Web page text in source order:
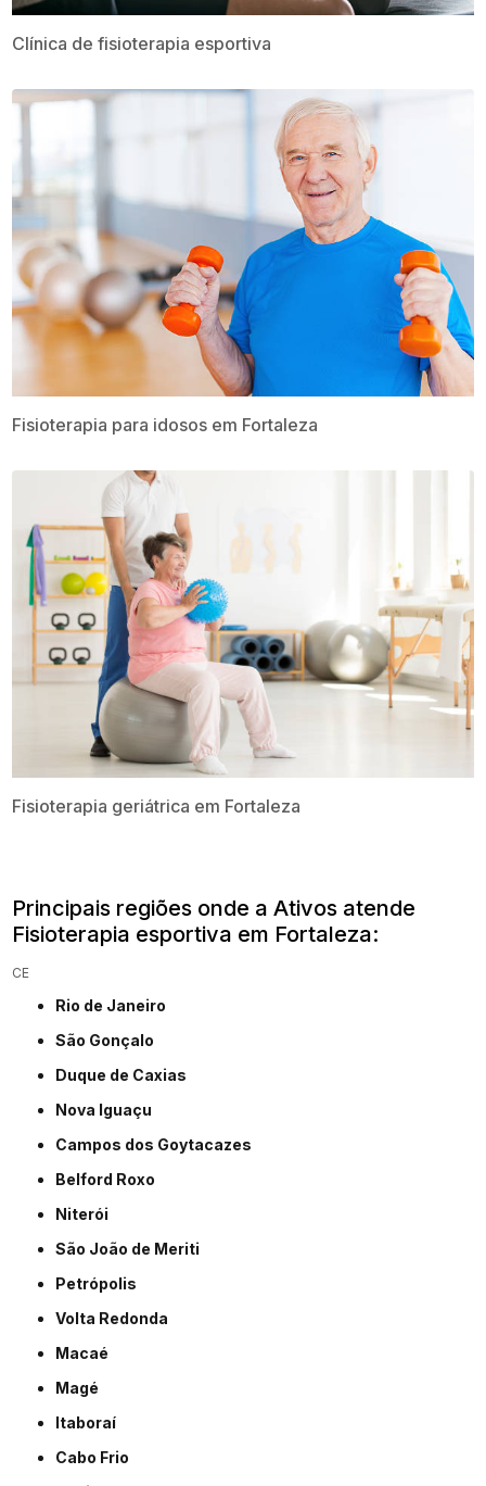
Clínica de fisioterapia esportiva
Fisioterapia para idosos​ em Fortaleza
Fisioterapia geriátrica​ em Fortaleza
Principais regiões onde a Ativos atende
Fisioterapia esportiva em Fortaleza:
CE
Rio de Janeiro
São Gonçalo
Duque de Caxias
Nova Iguaçu
Campos dos Goytacazes
Belford Roxo
Niterói
São João de Meriti
Petrópolis
Volta Redonda
Macaé
Magé
Itaboraí
Cabo Frio